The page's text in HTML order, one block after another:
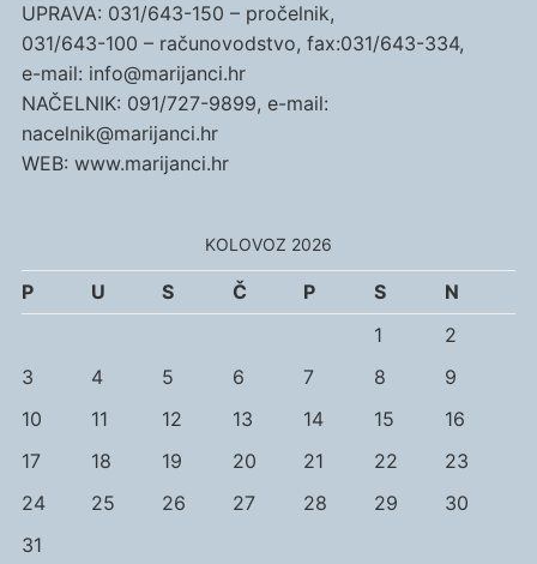
UPRAVA: 031/643-150 – pročelnik,
031/643-100 – računovodstvo, fax:031/643-334,
e-mail: info@marijanci.hr
NAČELNIK: 091/727-9899, e-mail:
nacelnik@marijanci.hr
WEB: www.marijanci.hr
KOLOVOZ 2026
P U S Č P S
N
1
2
3
4 5 6 7 8
9
10
11 12 13 14 15
16
17
18 19 20 21 22
23
24
25 26 27 28 29
30
31